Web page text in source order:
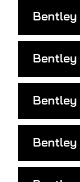
Bentley
Bentley
Bentley
Bentley